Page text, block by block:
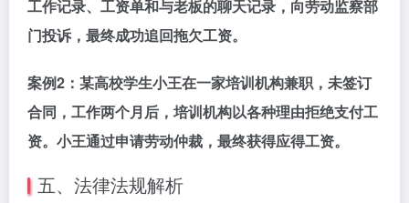
工作记录、工资单和与老板的聊天记录，向劳动监察部
门投诉，最终成功追回拖欠工资。
案例2： 某高校学生小王在一家培训机构兼职，未签订
合同，工作两个月后，培训机构以各种理由拒绝支付工
资。小王通过申请劳动仲裁，最终获得应得工资。
五、法律法规解析